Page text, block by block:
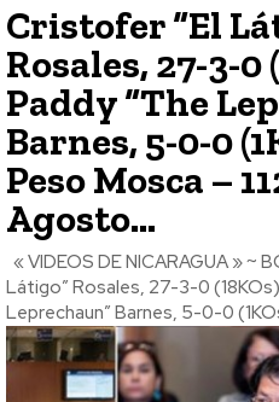
Cristofer “El
Rosales, 27-3-0
Paddy “The
Barnes, 5-0-0
Peso Mosca –
Agosto...
Látigo” Rosales, 27-3-0
Leprechaun” Barnes, 5-0-0